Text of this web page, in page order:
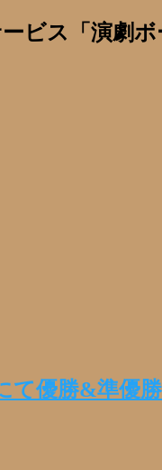
ビス「演劇ボ
て優勝&準優